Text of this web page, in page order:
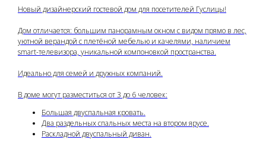
Новый дизайнерский гостевой дом для посетителей Гуслицы!
Дом отличается: большим панорамным окном с видом прямо в лес,
уютной верандой с плетёной мебелью и качелями, наличием
smart-телевизора, уникальной компоновкой пространства.
Идеально для семей и дружных компаний.
В доме могут разместиться от 3 до 6 человек:
Большая двуспальная кровать.
Два раздельных спальных места на втором ярусе.
Раскладной двуспальный диван.